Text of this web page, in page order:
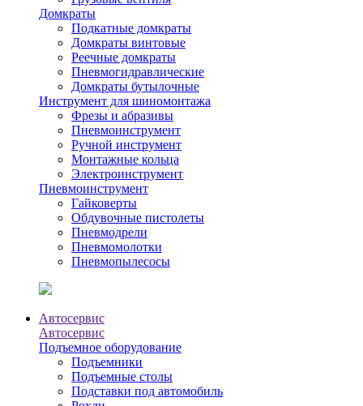
Домкраты
Подкатные домкраты
Домкраты винтовые
Реечные домкраты
Пневмогидравлические
Домкраты бутылочные
Инструмент для шиномонтажа
Фрезы и абразивы
Пневмоинструмент
Ручной инструмент
Монтажные кольца
Электроинструмент
Пневмоинструмент
Гайковерты
Обдувочные пистолеты
Пневмодрели
Пневмомолотки
Пневмопылесосы
Автосервис
Автосервис
Подъемное оборудование
Подъемники
Подъемные столы
Подставки под автомобиль